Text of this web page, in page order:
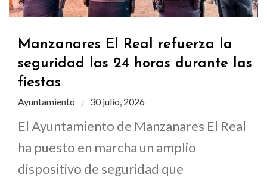
Manzanares El Real refuerza la
seguridad las 24 horas durante las
fiestas
Ayuntamiento 30 julio, 2026
El Ayuntamiento de Manzanares El Real
ha puesto en marcha un amplio
dispositivo de seguridad que